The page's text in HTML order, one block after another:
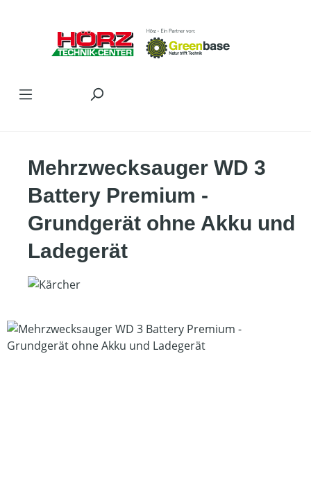
Mehrzwecksauger WD 3
Battery Premium -
Grundgerät ohne Akku und
Ladegerät
Bildergalerie überspringen